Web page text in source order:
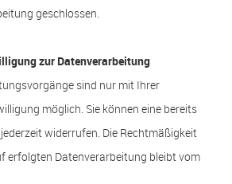
geschlossen.
zur Datenverarbeitung
sind nur mit Ihrer
möglich. Sie können eine bereits
widerrufen. Die Rechtmäßigkeit
erfolgten Datenverarbeitung bleibt vom